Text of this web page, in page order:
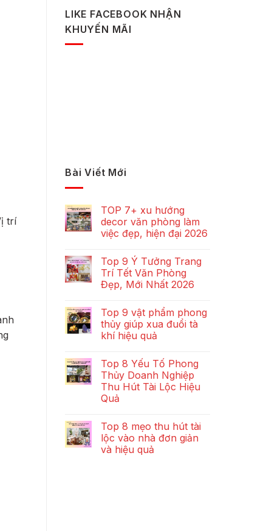
trí
LIKE FACEBOOK NHẬN
KHUYẾN MÃI
Bài Viết Mới
TOP 7+ xu hướng
decor văn phòng làm
việc đẹp, hiện đại 2026
Top 9 Ý Tưởng Trang
Trí Tết Văn Phòng
Đẹp, Mới Nhất 2026
Top 9 vật phẩm phong
thủy giúp xua đuổi tà
khí hiệu quả
Top 8 Yếu Tố Phong
Thủy Doanh Nghiệp
Thu Hút Tài Lộc Hiệu
Quả
Top 8 mẹo thu hút tài
lộc vào nhà đơn giản
và hiệu quả